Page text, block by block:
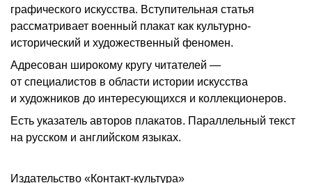
графического искусства. Вступительная статья
рассматривает военный плакат как культурно-
исторический и художественный феномен.
Адресован широкому кругу читателей —
от специалистов в области истории искусства
и художников до интересующихся и коллекционеров.
Есть указатель авторов плакатов. Параллельный текст
на русском и английском языках.
Издательство «Контакт-культура»